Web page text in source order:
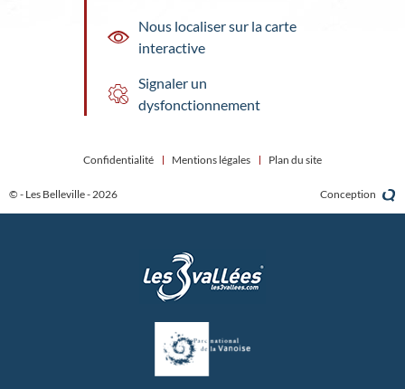
Nous localiser sur la carte
interactive
Signaler un
dysfonctionnement
© - Les Belleville - 2026
Confidentialité Mentions légales Plan du site
Conception